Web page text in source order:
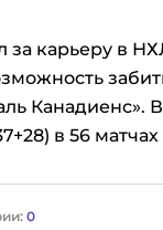
за карьеру в
Канадиенс».
в 56
0